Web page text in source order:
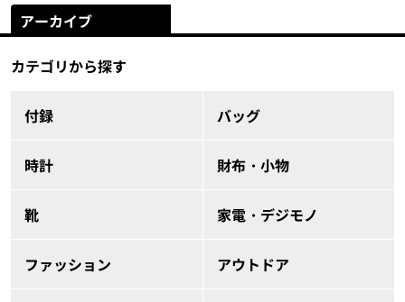
アーカイブ
カテゴリから探す
付録 バッグ
時計 財布・小物
靴 家電・デジモノ
ファッション アウトドア